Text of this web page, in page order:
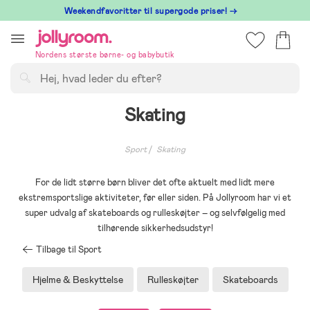
till
innehållet
⁠ Weekendfavoritter til supergode priser! →
Nordens største børne- og babybutik
Skating
Sport Skating
For de lidt større børn bliver det ofte aktuelt med lidt mere
ekstremsportslige aktiviteter, før eller siden. På Jollyroom har vi et
super udvalg af skateboards og rulleskøjter – og selvfølgelig med
tilhørende sikkerhedsudstyr!
Tilbage til Sport
Hjelme & Beskyttelse Rulleskøjter Skateboards